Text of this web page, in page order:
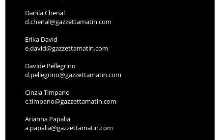
Danila Chenal
d.chenal@gazzettamatin.com
Erika David
e.david@gazzettamatin.com
Davide Pellegrino
d.pellegrino@gazzettamatin.com
Cinzia Timpano
c.timpano@gazzettamatin.com
Arianna Papalia
a.papalia@gazzettamatin.com